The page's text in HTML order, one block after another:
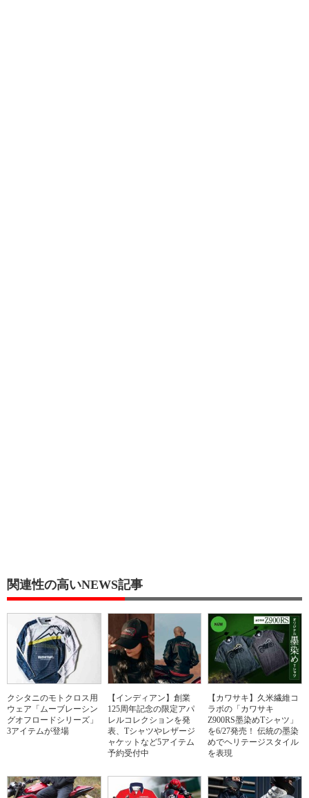
関連性の高いNEWS記事
クシタニのモトクロス用
ウェア「ムーブレーシン
グオフロードシリーズ」
3アイテムが登場
【インディアン】創業
125周年記念の限定アパ
レルコレクションを発
表、Tシャツやレザージ
ャケットなど5アイテム
予約受付中
【カワサキ】久米繊維コ
ラボの「カワサキ
Z900RS墨染めTシャツ」
を6/27発売！ 伝統の墨染
めでヘリテージスタイル
を表現